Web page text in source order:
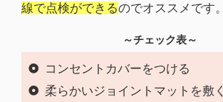
線で点検ができるのでオススメです。
～チェック表～
コンセントカバーをつける
柔らかいジョイントマットを敷く